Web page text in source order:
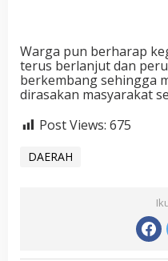
Warga pun berharap
terus berlanjut dan
berkembang sehingga
dirasakan masyarakat
Post Views: 675
DAERAH